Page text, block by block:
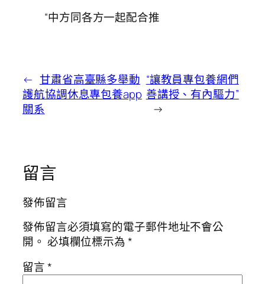
“中方同各方一起配合推
← 甘肅省高臺縣多舉動
護航協調休息專包養app
關系
“讓教員專包養網們
善講授、有內驅力”
→
留言
發佈留言
發佈留言必須填寫的電子郵件地址不會公
開。 必填欄位標示為*
留言*